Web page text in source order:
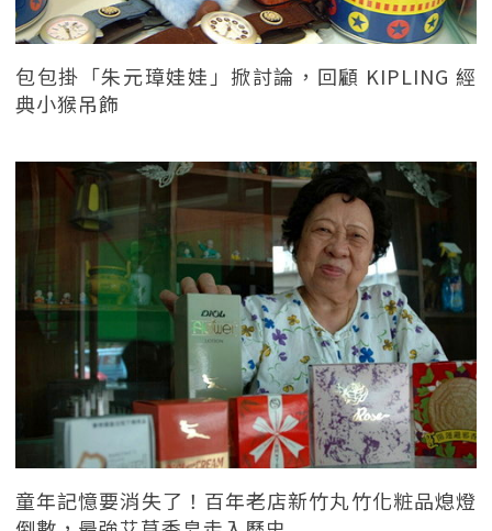
包包掛「朱元璋娃娃」掀討論，回顧 KIPLING 經
典小猴吊飾
童年記憶要消失了！百年老店新竹丸竹化粧品熄燈